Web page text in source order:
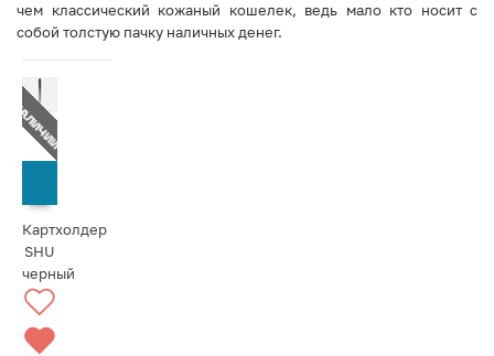
чем классический кожаный кошелек, ведь мало кто носит с
собой толстую пачку наличных денег.
Картхолдер
SHU
черный